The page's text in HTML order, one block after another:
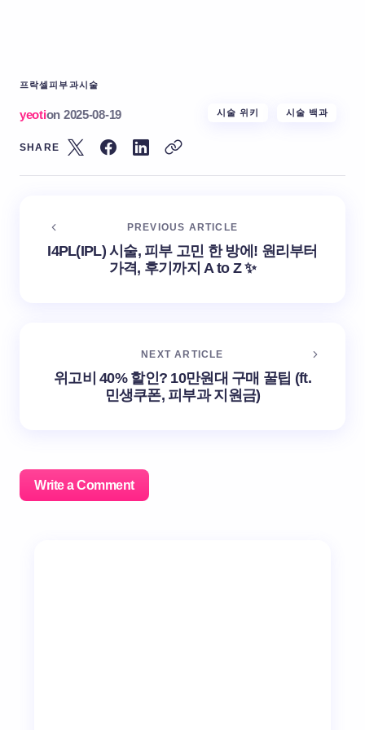
프락셀피부과시술
yeotion 2025-08-19 시술 위키 시술 백과
SHARE
PREVIOUS ARTICLE
I4PL(IPL) 시술, 피부 고민 한 방에! 원리부터
가격, 후기까지 A to Z ✨
NEXT ARTICLE
위고비 40% 할인? 10만원대 구매 꿀팁 (ft.
민생쿠폰, 피부과 지원금)
Write a Comment